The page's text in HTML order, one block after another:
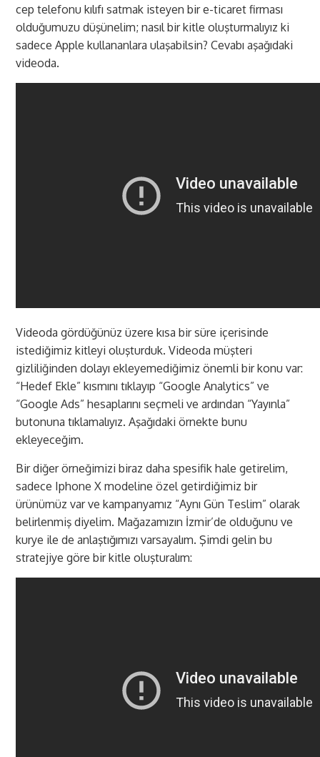
cep telefonu kılıfı satmak isteyen bir e-ticaret firması
olduğumuzu düşünelim; nasıl bir kitle oluşturmalıyız ki
sadece Apple kullananlara ulaşabilsin? Cevabı aşağıdaki
videoda.
Videoda gördüğünüz üzere kısa bir süre içerisinde
istediğimiz kitleyi oluşturduk. Videoda müşteri
gizliliğinden dolayı ekleyemediğimiz önemli bir konu var:
“Hedef Ekle” kısmını tıklayıp “Google Analytics” ve
“Google Ads” hesaplarını seçmeli ve ardından “Yayınla”
butonuna tıklamalıyız. Aşağıdaki örnekte bunu
ekleyeceğim.
Bir diğer örneğimizi biraz daha spesifik hale getirelim,
sadece Iphone X modeline özel getirdiğimiz bir
ürünümüz var ve kampanyamız “Aynı Gün Teslim” olarak
belirlenmiş diyelim. Mağazamızın İzmir’de olduğunu ve
kurye ile de anlaştığımızı varsayalım. Şimdi gelin bu
stratejiye göre bir kitle oluşturalım: